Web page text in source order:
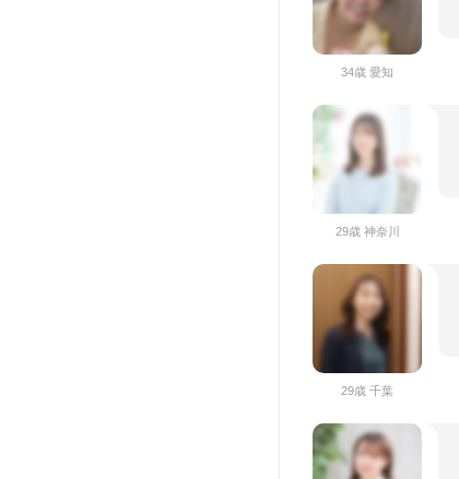
34歳 愛知
29歳 神奈川
29歳 千葉